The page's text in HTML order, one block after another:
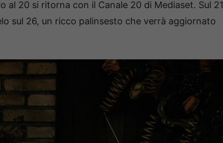
al 20 si ritorna con il Canale 20 di Mediaset. Sul 21
sul 26, un ricco palinsesto che verrà aggiornato